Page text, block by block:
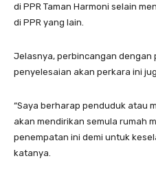
di PPR Taman Harmoni selain
di PPR yang lain.
Jelasnya, perbincangan dengan
penyelesaian akan perkara ini
“Saya berharap penduduk atau
akan mendirikan semula rumah
penempatan ini demi untuk
katanya.